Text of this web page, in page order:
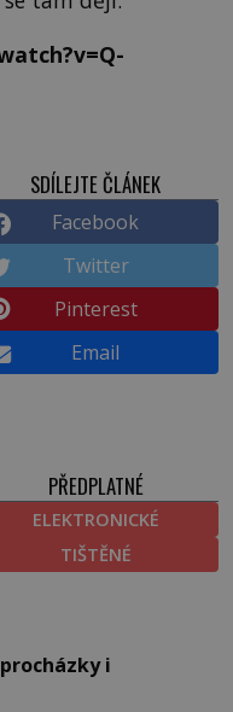
SDÍLEJTE ČLÁNEK
Facebook
Twitter
Pinterest
Email
PŘEDPLATNÉ
ELEKTRONICKÉ
TIŠTĚNÉ
i